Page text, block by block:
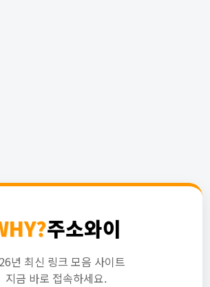
주소와이
년 최신 링크 모음 사이트
지금 바로 접속하세요.